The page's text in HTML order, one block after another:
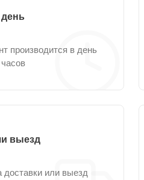
производится в день
выезд
или выезд